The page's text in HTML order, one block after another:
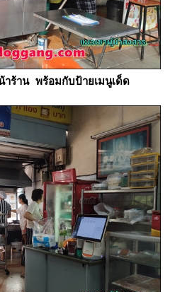
าร้าน พร้อมกับป้ายเมนูเด็ด